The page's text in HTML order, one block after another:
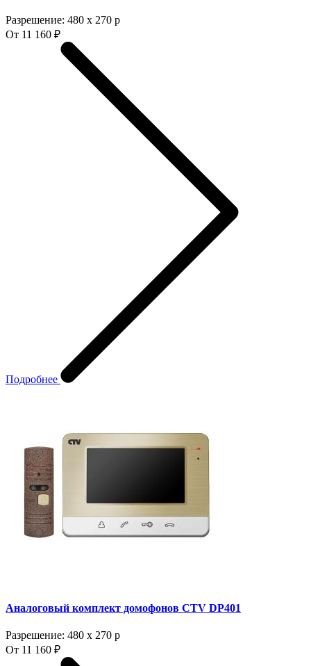
Разрешение: 480 х 270 p
От 11 160 ₽
Подробнее
Аналоговый комплект домофонов CTV DP401
Разрешение: 480 х 270 p
От 11 160 ₽